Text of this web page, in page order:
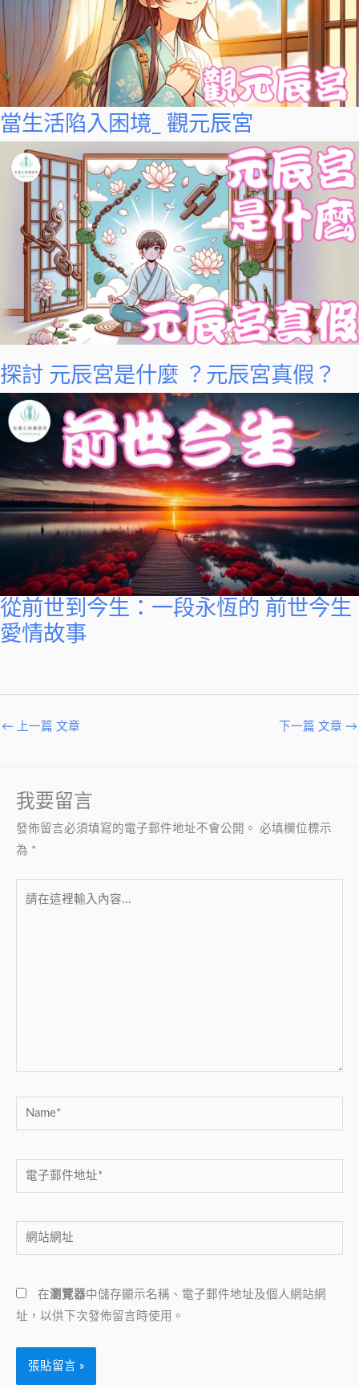
當生活陷入困境_ 觀元辰宮
探討 元辰宮是什麼 ？元辰宮真假？
從前世到今生：一段永恆的 前世今生
愛情故事
← 上一篇 文章 下一篇 文章 →
我要留言
發佈留言必須填寫的電子郵件地址不會公開。 必填欄位標示
為 *
Name*
電
子
件
地
*
網
站
址
在瀏覽器中儲存顯示名稱、電子郵件地址及個人網站網
址，以供下次發佈留言時使用。